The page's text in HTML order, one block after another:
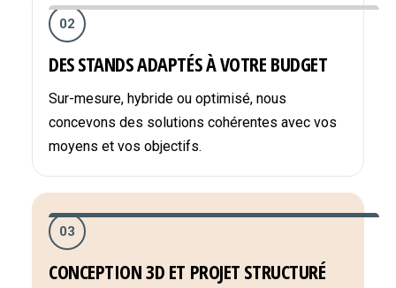
02
DES STANDS ADAPTÉS À VOTRE BUDGET
Sur-mesure, hybride ou optimisé, nous
concevons des solutions cohérentes avec vos
moyens et vos objectifs.
03
CONCEPTION 3D ET PROJET STRUCTURÉ